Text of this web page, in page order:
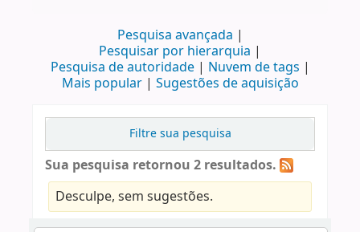
Pesquisa avançada
Pesquisar por hierarquia
Pesquisa de autoridade
Nuvem de tags
Mais popular
Sugestões de aquisição
Filtre sua pesquisa
Sua pesquisa retornou 2 resultados.
Desculpe, sem sugestões.